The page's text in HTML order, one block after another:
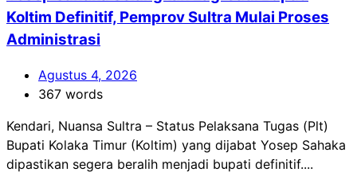
Koltim Definitif, Pemprov Sultra Mulai Proses
Administrasi
Agustus 4, 2026
367 words
Kendari, Nuansa Sultra – Status Pelaksana Tugas (Plt)
Bupati Kolaka Timur (Koltim) yang dijabat Yosep Sahaka
dipastikan segera beralih menjadi bupati definitif....